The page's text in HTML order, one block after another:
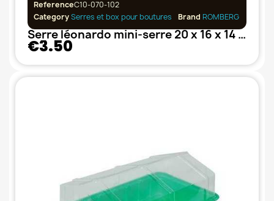
ReferenceC10-070-102
CategorySerres et box pour boutures Brand ROMBERG
Serre léonardo mini-serre 20 x 16 x 14 cm, avec couvercle
€3.50